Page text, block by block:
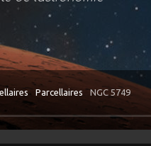
Parcellaires NGC 5749